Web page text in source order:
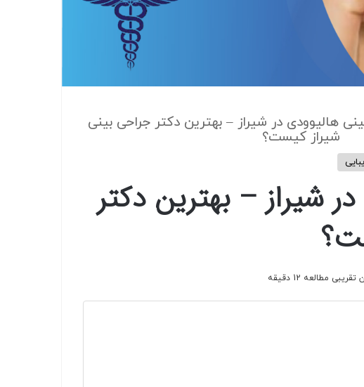
بینی هالیوودی در شیراز – بهترین دکتر جراحی بینی
شیراز کیست؟
در شیراز – بهترین دکتر
تقریبی مطالعه 12 دقیقه